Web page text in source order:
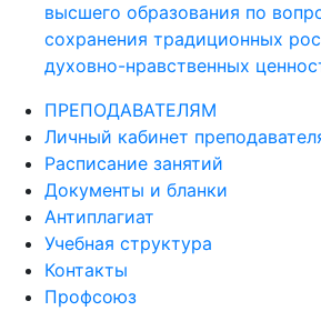
высшего образования по
сохранения традиционных
духовно-нравственных
ПРЕПОДАВАТЕЛЯМ
Личный кабинет
Расписание занятий
Документы и бланки
Антиплагиат
Учебная структура
Контакты
Профсоюз